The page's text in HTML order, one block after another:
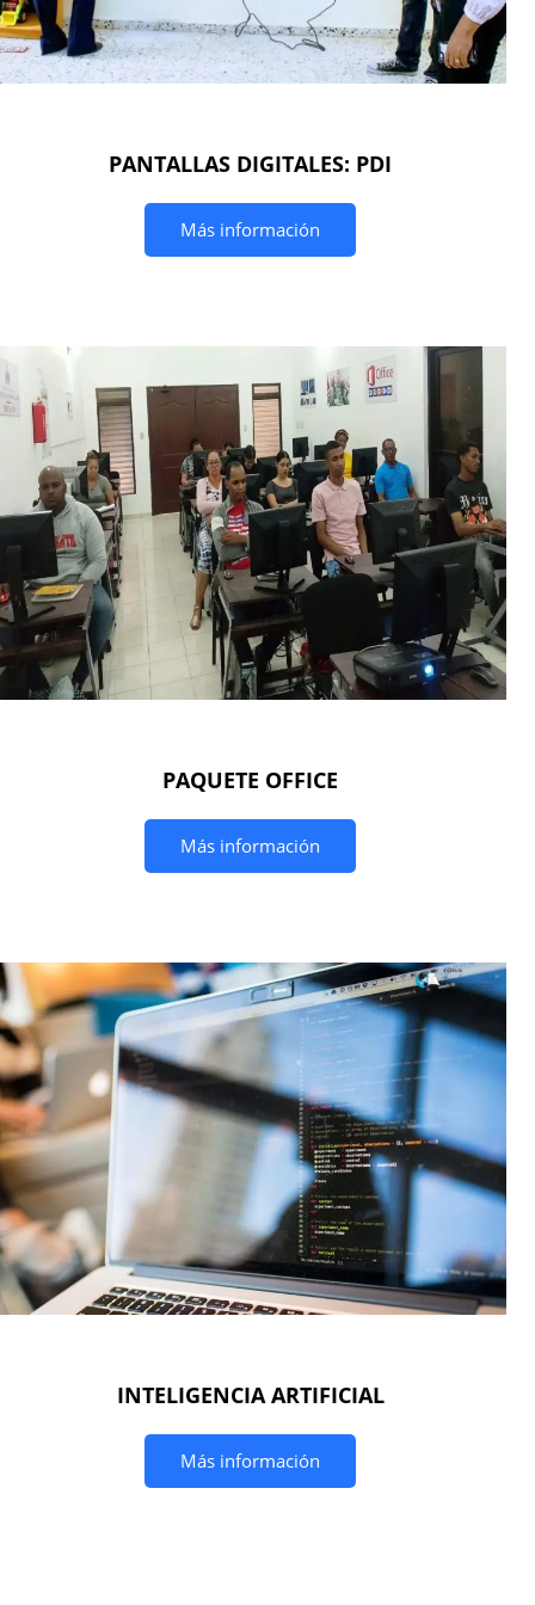
PANTALLAS DIGITALES: PDI
Más información
PAQUETE OFFICE
Más información
INTELIGENCIA ARTIFICIAL
Más información